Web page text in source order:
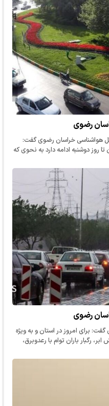
رضوی
کل هواشناسی خراسان رضوی گفت:
روز دوشنبه ادامه دارد به نحوی که
رضوی
برای امروز در استان و به ویژه
رگبار باران توام با رعدوبرق،
آبگرفتگی…